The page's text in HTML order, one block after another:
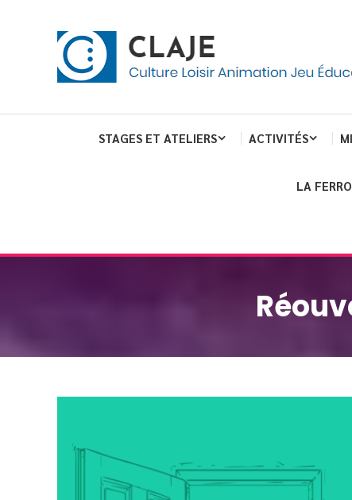
Claje
STAGES ET ATELIERS ACTIVITÉS
LA